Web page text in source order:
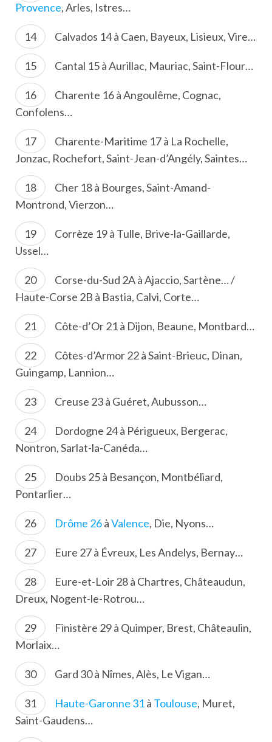
Provence, Arles, Istres…
Calvados 14 à Caen, Bayeux, Lisieux, Vire…
Cantal 15 à Aurillac, Mauriac, Saint-Flour…
Charente 16 à Angoulême, Cognac,
Confolens…
Charente-Maritime 17 à La Rochelle,
Jonzac, Rochefort, Saint-Jean-d’Angély, Saintes…
Cher 18 à Bourges, Saint-Amand-
Montrond, Vierzon…
Corrèze 19 à Tulle, Brive-la-Gaillarde,
Ussel…
Corse-du-Sud 2A à Ajaccio, Sartène… /
Haute-Corse 2B à Bastia, Calvi, Corte…
Côte-d’Or 21 à Dijon, Beaune, Montbard…
Côtes-d’Armor 22 à Saint-Brieuc, Dinan,
Guingamp, Lannion…
Creuse 23 à Guéret, Aubusson…
Dordogne 24 à Périgueux, Bergerac,
Nontron, Sarlat-la-Canéda…
Doubs 25 à Besançon, Montbéliard,
Pontarlier…
Drôme 26àValence, Die, Nyons…
Eure 27 à Évreux, Les Andelys, Bernay…
Eure-et-Loir 28 à Chartres, Châteaudun,
Dreux, Nogent-le-Rotrou…
Finistère 29 à Quimper, Brest, Châteaulin,
Morlaix…
Gard 30 à Nîmes, Alès, Le Vigan…
Haute-Garonne 31à Toulouse, Muret,
Saint-Gaudens…